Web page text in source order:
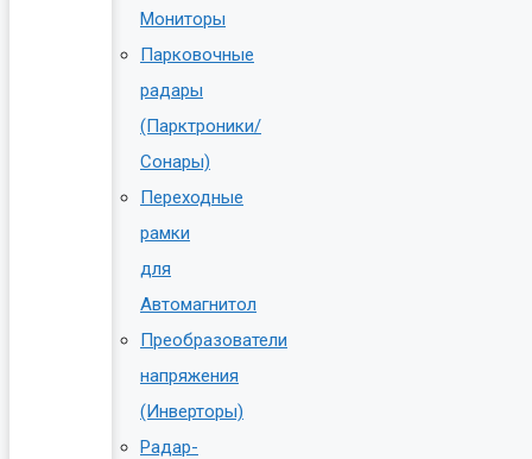
Мониторы
Парковочные
радары
(Парктроники/
Сонары)
Переходные
рамки
для
Автомагнитол
Преобразователи
напряжения
(Инверторы)
Радар-